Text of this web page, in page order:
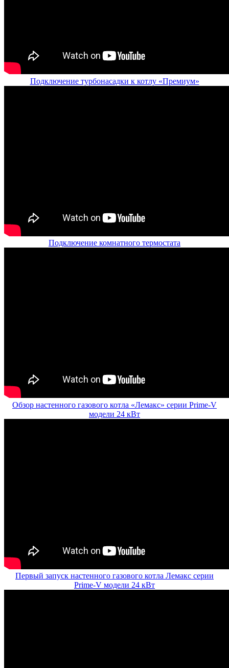
Подключение турбонасадки к котлу «Премиум»
Подключение комнатного термостата
Обзор настенного газового котла «Лемакс» серии Prime-V
модели 24 кВт
Первый запуск настенного газового котла Лемакс серии
Prime-V модели 24 кВт